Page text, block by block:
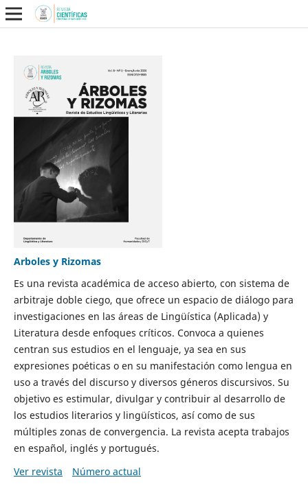
Arboles y Rizomas
Es una revista académica de acceso abierto, con sistema de
arbitraje doble ciego, que ofrece un espacio de diálogo para
investigaciones en las áreas de Lingüística (Aplicada) y
Literatura desde enfoques críticos. Convoca a quienes
centran sus estudios en el lenguaje, ya sea en sus
expresiones poéticas o en su manifestación como lengua en
uso a través del discurso y diversos géneros discursivos. Su
objetivo es estimular, divulgar y contribuir al desarrollo de
los estudios literarios y lingüísticos, así como de sus
múltiples zonas de convergencia. La revista acepta trabajos
en español, inglés y portugués.
Ver revista
Número actual